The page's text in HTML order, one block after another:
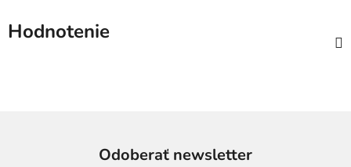
Hodnotenie
Odoberať newsletter